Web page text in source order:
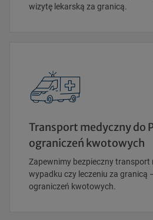
wizytę lekarską za granicą.
Transport medyczny do
ograniczeń kwotowych
Zapewnimy bezpieczny transport
wypadku czy leczeniu za granicą
ograniczeń kwotowych.